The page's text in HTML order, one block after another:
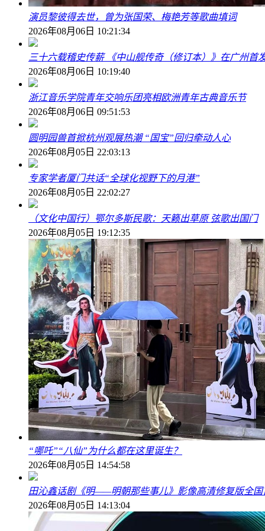
演员黎彼得去世，曾为张国荣、梅艳芳等歌曲填词
2026年08月06日 10:21:34
三十六载稽史传薪 《中山舰传奇（修订本）》在广州首
2026年08月06日 10:19:40
浙江音乐学院青年交响乐团亮相欧洲青年古典音乐节
2026年08月06日 09:51:53
圆明园兽首掀杭州观展热潮 “国宝”回归牵动人心
2026年08月05日 22:03:13
专家学者厦门共话“全球化视野下的月港”
2026年08月05日 22:02:27
（文化中国行）鄂尔多斯民歌：天籁出草原 弦歌出国门
2026年08月05日 19:12:35
“哪吒”“八仙”为什么都在这里诞生？
2026年08月05日 14:54:58
田沁鑫话剧《明——明朝那些事儿》影像高清修复版全国
2026年08月05日 14:13:04